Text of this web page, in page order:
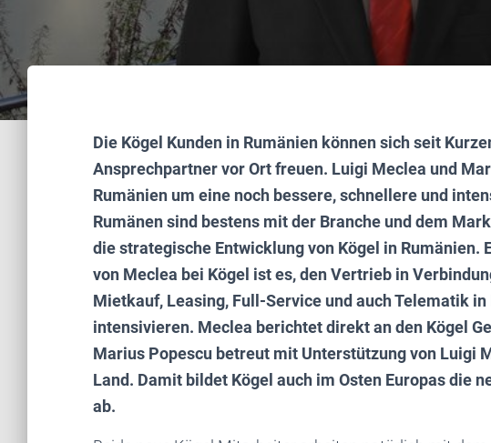
Die Kögel Kunden in Rumänien können sich seit
Ansprechpartner vor Ort freuen. Luigi Meclea und
Rumänien um eine noch bessere, schnellere und
Rumänen sind bestens mit der Branche und dem
die strategische Entwicklung von Kögel in
von Meclea bei Kögel ist es, den Vertrieb in
Mietkauf, Leasing, Full-Service und auch Telematik
intensivieren. Meclea berichtet direkt an den Kögel
Marius Popescu betreut mit Unterstützung von Luigi
Land. Damit bildet Kögel auch im Osten Europas die
ab.